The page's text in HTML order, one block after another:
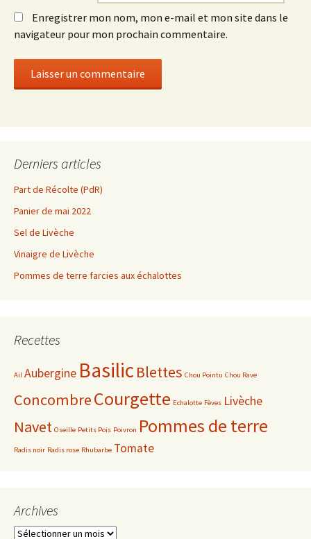
Enregistrer mon nom, mon e-mail et mon site dans le
navigateur pour mon prochain commentaire.
Derniers articles
Part de Récolte (PdR)
Panier de mai 2022
Sel de Livèche
Vinaigre de Livèche
Pommes de terre farcies aux échalottes
Recettes
Ail Aubergine Basilic Blettes Chou Pointu Chou Rave
ConcombreCourgette Echalotte Fèves Livèche
Navet Oseille Petits Pois Poivron Pommes de terre
Radis noir Radis rose Rhubarbe Tomate
Archives
Archives